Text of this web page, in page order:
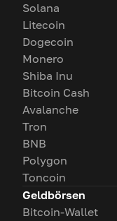
Solana
Litecoin
Dogecoin
Monero
Shiba Inu
Bitcoin Cash
Avalanche
Tron
BNB
Polygon
Toncoin
Geldbörsen
Bitcoin-Wallet